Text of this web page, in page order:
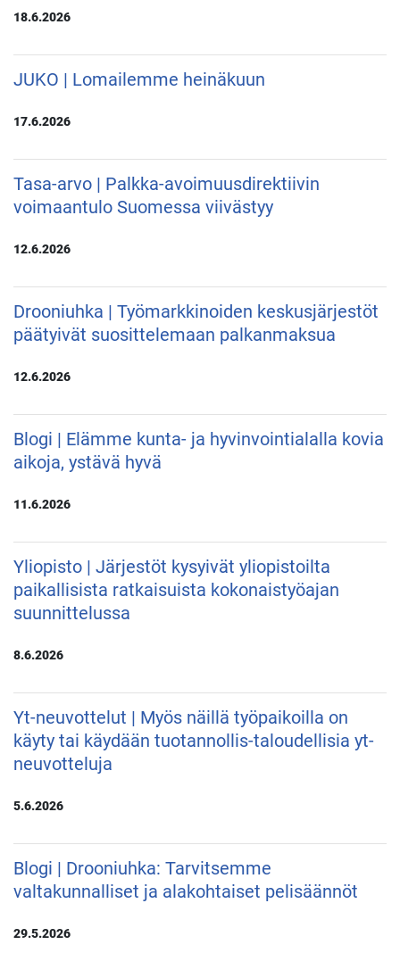
18.6.2026
JUKO | Lomailemme heinäkuun
17.6.2026
Tasa-arvo | Palkka-avoimuusdirektiivin
voimaantulo Suomessa viivästyy
12.6.2026
Drooniuhka | Työmarkkinoiden keskusjärjestöt
päätyivät suosittelemaan palkanmaksua
12.6.2026
Blogi | Elämme kunta- ja hyvinvointialalla kovia
aikoja, ystävä hyvä
11.6.2026
Yliopisto | Järjestöt kysyivät yliopistoilta
paikallisista ratkaisuista kokonaistyöajan
suunnittelussa
8.6.2026
Yt-neuvottelut | Myös näillä työpaikoilla on
käyty tai käydään tuotannollis-taloudellisia yt-
neuvotteluja
5.6.2026
Blogi | Drooniuhka: Tarvitsemme
valtakunnalliset ja alakohtaiset pelisäännöt
29.5.2026